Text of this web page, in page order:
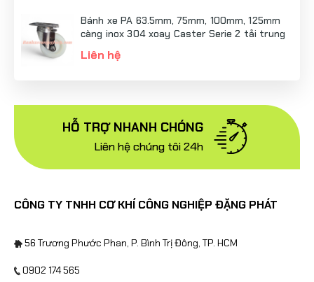
Bánh xe PA 63.5mm, 75mm, 100mm, 125mm
càng inox 304 xoay Caster Serie 2 tải trung
Liên hệ
HỖ TRỢ NHANH CHÓNG
Liên hệ chúng tôi 24h
CÔNG TY TNHH CƠ KHÍ CÔNG NGHIỆP ĐẶNG PHÁT
56 Trương Phước Phan, P. Bình Trị Đông, TP. HCM
0902 174 565